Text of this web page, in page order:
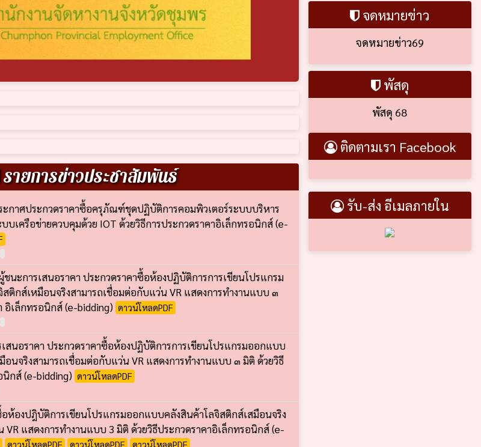
รายการข่าวประชาสัมพันธ์
ะกาศประกวดราคาซื้อครุภัณฑ์ชุดปฏิบัติการคอมพิวเตอร์ระบบบริหาร
บเครือข่ายควบคุมด้วย IOT ด้วยวิธีการประกวดราคาอิเล็กทรอนิกส์ (e-
ชนะการเสนอราคา ประกวดราคาซื้อห้องปฏิบัติการการเขียนโปรแกรม
ติกส์เหมือนจริงสามารถเชื่อมต่อกับแว่น VR แสดงการทำงานแบบ ๓
อิเล็กทรอนิกส์ (e-bidding) ดาวน์โหลดPDF
เสนอราคา ประกวดราคาซื้อห้องปฏิบัติการการเขียนโปรแกรมออกแบบ
อนจริงสามารถเชื่อมต่อกับแว่น VR แสดงการทำงานแบบ ๓ มิติ ด้วยวิธี
นิกส์ (e-bidding) ดาวน์โหลดPDF
ห้องปฎิบัติการเขียนโปรแกรมออกแบบคลังสินค้าโลจิสติกส์เสมือนจริง
แสดงการทำงานแบบ 3 มิติ ด้วยวิธีประกวดราคาอิเล็กทรอนิกส์ (e-
ดาวน์โหลดPDF ดาวน์โหลดPDF ดาวน์โหลดPDF
จดหมายข่าว
จดหมายข่าว69
พัสดุ
พัสดุ 68
ติดตามเรา Facebook
รับ-ส่ง อีเมลภายใน